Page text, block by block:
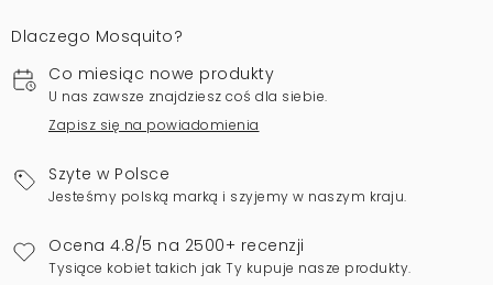
Dlaczego Mosquito?
Co miesiąc nowe produkty
U nas zawsze znajdziesz coś dla siebie.
Zapisz się na powiadomienia
Szyte w Polsce
Jesteśmy polską marką i szyjemy w naszym kraju.
Ocena 4.8/5 na 2500+ recenzji
Tysiące kobiet takich jak Ty kupuje nasze produkty.